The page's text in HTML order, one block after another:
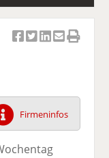
c
el
a
uf
F
el
t
wi
el
a
uf
el
p
er
el
D
ru
Firmeninfos